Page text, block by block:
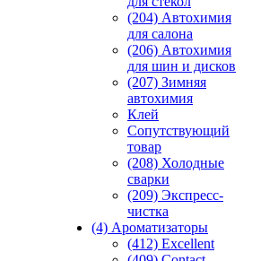
(204) Автохимия
для салона
(206) Автохимия
для шин и дисков
(207) Зимняя
автохимия
Клей
Сопутствующий
товар
(208) Холодные
сварки
(209) Экспреcс-
чистка
(4) Ароматизаторы
(412) Excellent